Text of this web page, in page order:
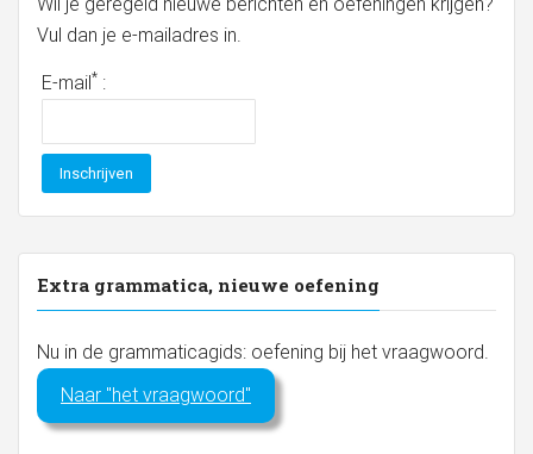
Vul dan je e-mailadres in.
E-mail* :
Extra grammatica, nieuwe oefening
Nu in de grammaticagids: oefening bij het vraagwoord.
Naar "het vraagwoord"